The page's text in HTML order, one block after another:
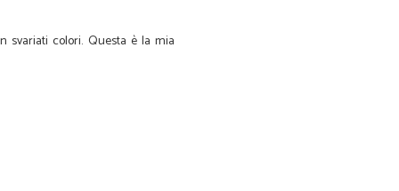
svariati colori. Questa è la mia